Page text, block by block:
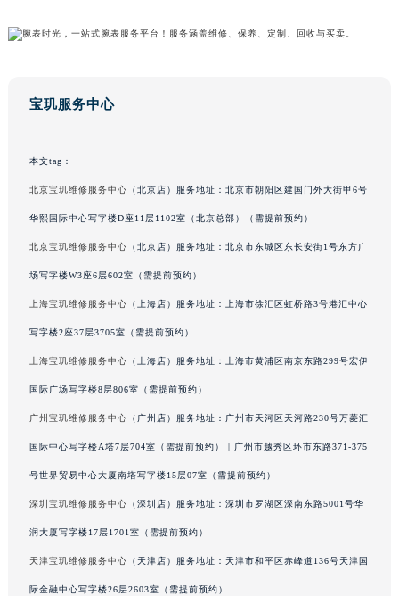
广东省云浮市云城区金山路宝玑售后服务中心（需提前预约）
广东省湛江市赤坎区观海北路宝玑售后服务中心（需提前预约）
广东省肇庆市端州区信安大道与砚都大道交汇处宝玑售后服务中心（需提前预约）
广西壮族自治区贵港市港北区港城街道布山大道与仙衣路交叉口宝玑售后服务中心（需提前预约）
广西壮族自治区河池市金城江区金城江街道朝阳路宝玑售后服务中心（需提前预约）
广西壮族自治区贺州市八步区城东街道灵峰南路宝玑售后服务中心（需提前预约）
广西壮族自治区玉林市玉州区金玉路宝玑售后服务中心（需提前预约）
宝玑服务中心
本文tag：
北京宝玑维修服务中心 （北京店）服务地址：北京市朝阳区建国门外大街甲6号
华熙国际中心写字楼D座11层1102室（北京总部）（需提前预约）
北京宝玑维修服务中心 （北京店）服务地址：北京市东城区东长安街1号东方广
场写字楼W3座6层602室（需提前预约）
上海宝玑维修服务中心 （上海店）服务地址：上海市徐汇区虹桥路3号港汇中心
写字楼2座37层3705室（需提前预约）
上海宝玑维修服务中心 （上海店）服务地址：上海市黄浦区南京东路299号宏伊
国际广场写字楼8层806室（需提前预约）
广州宝玑维修服务中心 （广州店）服务地址：广州市天河区天河路230号万菱汇
国际中心写字楼A塔7层704室（需提前预约） | 广州市越秀区环市东路371-375
号世界贸易中心大厦南塔写字楼15层07室（需提前预约）
深圳宝玑维修服务中心 （深圳店）服务地址：深圳市罗湖区深南东路5001号华
润大厦写字楼17层1701室（需提前预约）
天津宝玑维修服务中心 （天津店）服务地址：天津市和平区赤峰道136号天津国
际金融中心写字楼26层2603室（需提前预约）